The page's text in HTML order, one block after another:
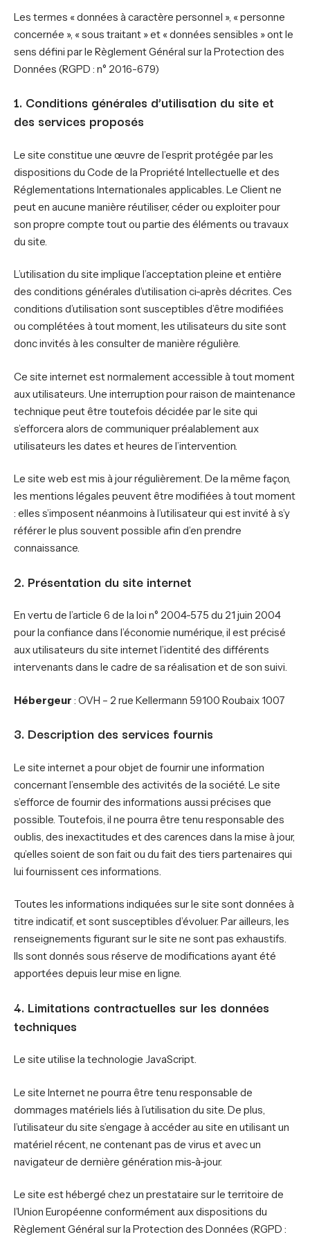
Les termes « données à caractère personnel », « personne
concernée », « sous traitant » et « données sensibles » ont le
sens défini par le Règlement Général sur la Protection des
Données (RGPD : n° 2016-679)
1. Conditions générales d’utilisation du site et
des services proposés
Le site constitue une œuvre de l’esprit protégée par les
dispositions du Code de la Propriété Intellectuelle et des
Réglementations Internationales applicables. Le Client ne
peut en aucune manière réutiliser, céder ou exploiter pour
son propre compte tout ou partie des éléments ou travaux
du site.
L’utilisation du site implique l’acceptation pleine et entière
des conditions générales d’utilisation ci-après décrites. Ces
conditions d’utilisation sont susceptibles d’être modifiées
ou complétées à tout moment, les utilisateurs du site sont
donc invités à les consulter de manière régulière.
Ce site internet est normalement accessible à tout moment
aux utilisateurs. Une interruption pour raison de maintenance
technique peut être toutefois décidée par le site qui
s’efforcera alors de communiquer préalablement aux
utilisateurs les dates et heures de l’intervention.
Le site web est mis à jour régulièrement. De la même façon,
les mentions légales peuvent être modifiées à tout moment
: elles s’imposent néanmoins à l’utilisateur qui est invité à s’y
référer le plus souvent possible afin d’en prendre
connaissance.
2. Présentation du site internet
En vertu de l’article 6 de la loi n° 2004-575 du 21 juin 2004
pour la confiance dans l’économie numérique, il est précisé
aux utilisateurs du site internet l’identité des différents
intervenants dans le cadre de sa réalisation et de son suivi.
Hébergeur : OVH – 2 rue Kellermann 59100 Roubaix 1007
3. Description des services fournis
Le site internet a pour objet de fournir une information
concernant l’ensemble des activités de la société. Le site
s’efforce de fournir des informations aussi précises que
possible. Toutefois, il ne pourra être tenu responsable des
oublis, des inexactitudes et des carences dans la mise à jour,
qu’elles soient de son fait ou du fait des tiers partenaires qui
lui fournissent ces informations.
Toutes les informations indiquées sur le site sont données à
titre indicatif, et sont susceptibles d’évoluer. Par ailleurs, les
renseignements figurant sur le site ne sont pas exhaustifs.
Ils sont donnés sous réserve de modifications ayant été
apportées depuis leur mise en ligne.
4. Limitations contractuelles sur les données
techniques
Le site utilise la technologie JavaScript.
Le site Internet ne pourra être tenu responsable de
dommages matériels liés à l’utilisation du site. De plus,
l’utilisateur du site s’engage à accéder au site en utilisant un
matériel récent, ne contenant pas de virus et avec un
navigateur de dernière génération mis-à-jour.
Le site est hébergé chez un prestataire sur le territoire de
l’Union Européenne conformément aux dispositions du
Règlement Général sur la Protection des Données (RGPD :